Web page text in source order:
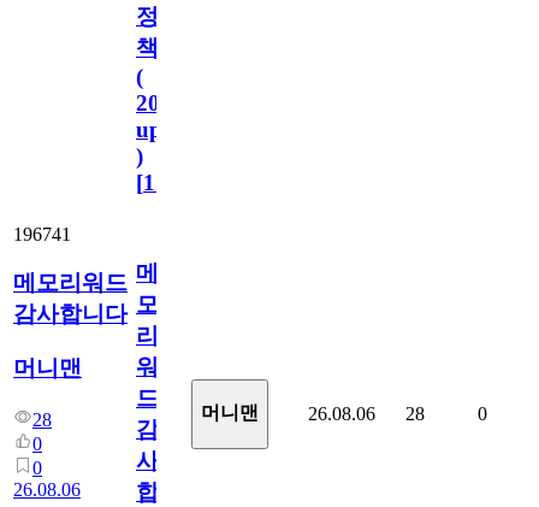
정
책
(
2023.11.1
update
)
[110
196741
메모리워드
감사합니다
머니맨
28
0
0
26.08.06
메
모
리
워
드
감
사
합
머니맨 26.08.06 28 0